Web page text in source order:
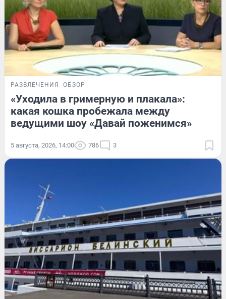
РАЗВЛЕЧЕНИЯ ОБЗОР
«Уходила в гримерную и плакала»:
какая кошка пробежала между
ведущими шоу «Давай поженимся»
5 августа, 2026, 14:00 786 3